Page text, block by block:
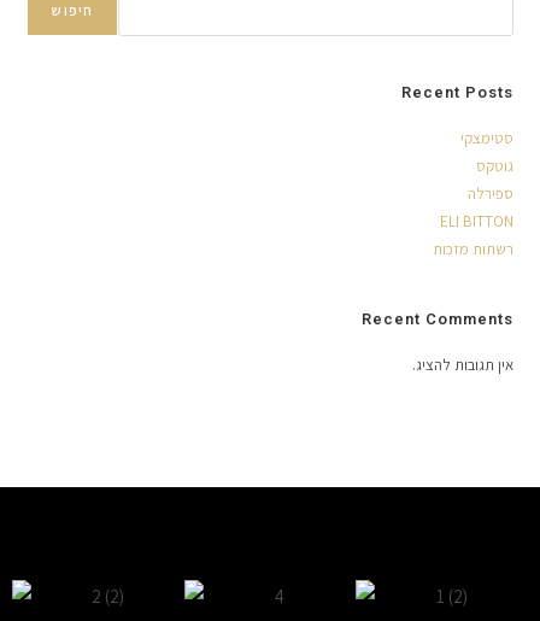
חיפוש
Recent Posts
סטימצקי
גוטקס
ספירלה
ELI BITTON
רשתות מזכות
Recent Comments
אין תגובות להציג.